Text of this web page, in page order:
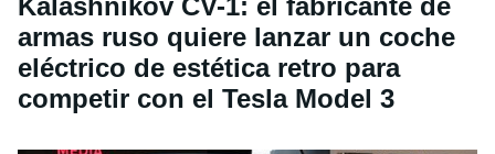
Kalashnikov CV-1: el fabricante de
armas ruso quiere lanzar un coche
eléctrico de estética retro para
competir con el Tesla Model 3